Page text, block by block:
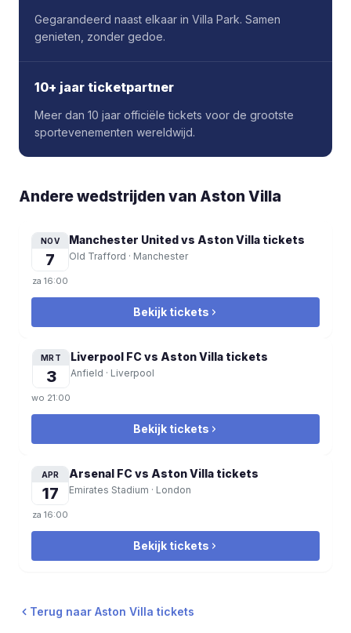
Gegarandeerd naast elkaar in Villa Park. Samen
genieten, zonder gedoe.
10+ jaar ticketpartner
Meer dan 10 jaar officiële tickets voor de grootste
sportevenementen wereldwijd.
Andere wedstrijden van Aston Villa
NOV
7
za 16:00
Manchester United vs Aston Villa tickets
Old Trafford · Manchester
Bekijk tickets
MRT
3
wo 21:00
Liverpool FC vs Aston Villa tickets
Anfield · Liverpool
Bekijk tickets
APR
17
za 16:00
Arsenal FC vs Aston Villa tickets
Emirates Stadium · London
Bekijk tickets
Terug naar Aston Villa tickets